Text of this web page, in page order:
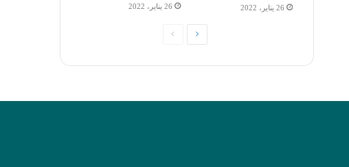
26 يناير، 2022 26 يناير، 2022
الصفحةالصفحة